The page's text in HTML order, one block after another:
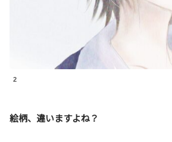
2
絵柄、違いますよね？